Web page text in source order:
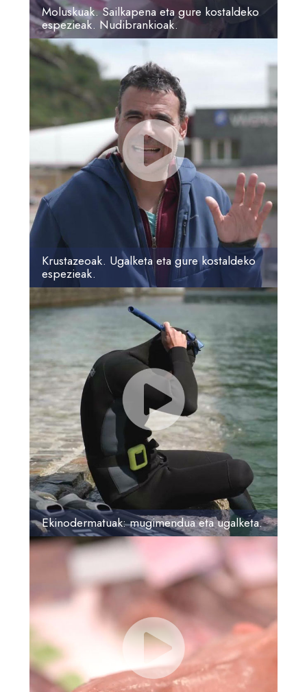
Hasiera
Bideoak
Moluskuak. Sailkapena eta gure kostaldeko
espezieak. Nudibrankioak.
Krustazeoak. Ugalketa eta gure kostaldeko
espezieak.
Ekinodermatuak: mugimendua eta ugalketa.